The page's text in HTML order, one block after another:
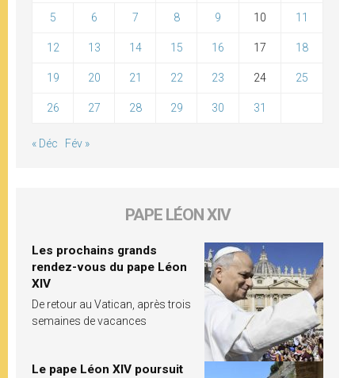
5 6 7 8 9 10 11
12 13 14 15 16 17 18
19 20 21 22 23 24 25
26 27 28 29 30 31
« Déc Fév »
PAPE LÉON XIV
Les prochains grands
rendez-vous du pape Léon
XIV
De retour au Vatican, après trois
semaines de vacances
Le pape Léon XIV poursuit